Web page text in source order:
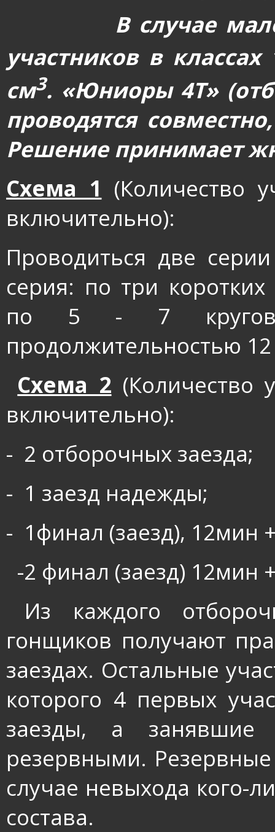
В случае
участников в классах
см3. «Юниоры 4Т»
проводятся
Решение принимает
Схема 1 (Количество
включительно):
Проводиться две
серия: по три
по 5 - 7 кругов.
продолжительностью 12
Схема 2 (Количество
включительно):
- 2 отборочных заезда;
- 1 заезд надежды;
- 1финал (заезд), 12мин
-2 финал (заезд) 12мин
Из каждого
гонщиков получают
заездах. Остальные
которого 4 первых
заезды, а
резервными.
случае невыхода кого-
состава.